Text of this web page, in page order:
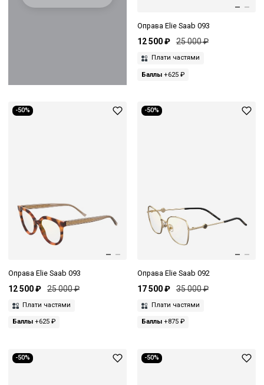
Оправа Elie Saab 093
12 500 ₽ 25 000 ₽
Плати частями
Баллы+625 ₽
-50%
Оправа Elie Saab 093
12 500 ₽ 25 000 ₽
Плати частями
Баллы +625 ₽
-50%
Оправа Elie Saab 092
17 500 ₽ 35 000 ₽
Плати частями
Баллы+875 ₽
-50% -50%